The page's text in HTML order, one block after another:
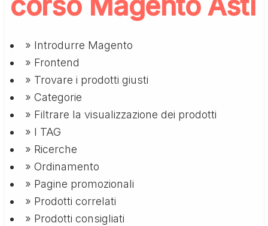
» Introdurre Magento
» Frontend
» Trovare i prodotti giusti
» Categorie
» Filtrare la visualizzazione dei prodotti
» I TAG
» Ricerche
» Ordinamento
» Pagine promozionali
» Prodotti correlati
» Prodotti consigliati